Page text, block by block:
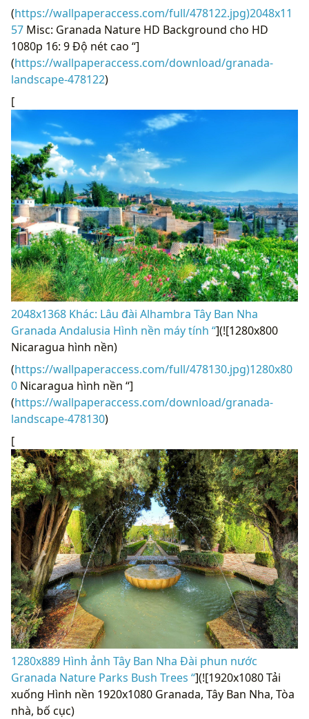
(https://wallpaperaccess.com/full/478122.jpg)2048x11
57 Misc: Granada Nature HD Background cho HD
1080p 16: 9 Độ nét cao “]
(https://wallpaperaccess.com/download/granada-
landscape-478122)
[
2048x1368 Khác: Lâu đài Alhambra Tây Ban Nha
Granada Andalusia Hình nền máy tính “](![1280x800
Nicaragua hình nền)
(https://wallpaperaccess.com/full/478130.jpg)1280x80
0 Nicaragua hình nền “]
(https://wallpaperaccess.com/download/granada-
landscape-478130)
[
1280x889 Hình ảnh Tây Ban Nha Đài phun nước
Granada Nature Parks Bush Trees “](![1920x1080 Tải
xuống Hình nền 1920x1080 Granada, Tây Ban Nha, Tòa
nhà, bố cục)